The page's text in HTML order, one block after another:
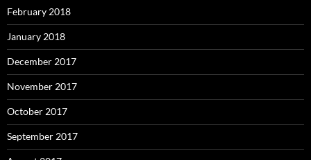
February 2018
January 2018
December 2017
November 2017
October 2017
September 2017